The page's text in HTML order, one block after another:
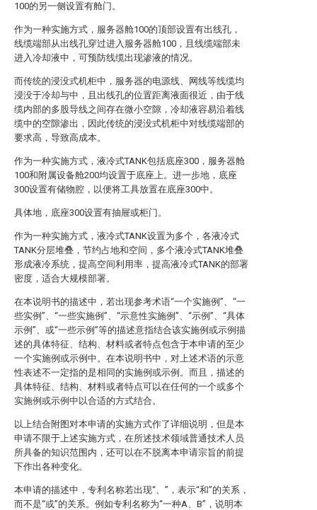
100的另一侧设置有舱门。
作为一种实施方式，服务器舱100的顶部设置有出线孔，
线缆端部从出线孔穿过进入服务器舱100，且线缆端部未
进入冷却液中，可预防线缆出现渗液的情况。
而传统的浸没式机柜中，服务器的电源线、网线等线缆均
浸没于冷却与中，且出线孔的位置距离液面很近，由于线
缆内部的多股导线之间存在微小空隙，冷却液容易沿着线
缆中的空隙渗出，因此传统的浸没式机柜中对线缆端部的
要求高，导致高成本。
作为一种实施方式，液冷式TANK包括底座300，服务器舱
100和附属设备舱200均设置于底座上。进一步地，底座
300设置有储物腔，以便将工具放置在底座300中。
具体地，底座300设置有抽屉或柜门。
作为一种实施方式，液冷式TANK设置为多个，各液冷式
TANK分层堆叠，节约占地和空间，多个液冷式TANK堆叠
形成液冷系统，提高空间利用率，提高液冷式TANK的部署
密度，适合大规模部署。
在本说明书的描述中，若出现参考术语“一个实施例”、“一
些实例”、“一些实施例”、“示意性实施例”、“示例”、“具体
示例”、或“一些示例”等的描述意指结合该实施例或示例描
述的具体特征、结构、材料或者特点包含于本申请的至少
一个实施例或示例中。在本说明书中，对上述术语的示意
性表述不一定指的是相同的实施例或示例。而且，描述的
具体特征、结构、材料或者特点可以在任何的一个或多个
实施例或示例中以合适的方式结合。
以上结合附图对本申请的实施方式作了详细说明，但是本
申请不限于上述实施方式，在所述技术领域普通技术人员
所具备的知识范围内，还可以在不脱离本申请宗旨的前提
下作出各种变化。
本申请的描述中，专利名称若出现“、”，表示“和”的关系，
而不是“或”的关系。例如专利名称为“一种A、B”，说明本